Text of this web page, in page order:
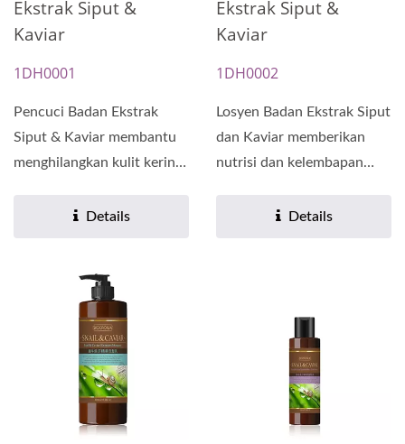
Ekstrak Siput &
Kaviar
1DH0001
Pencuci Badan Ekstrak
Siput & Kaviar membantu
menghilangkan kulit kering,
kelembapan,...Details
Ekstrak Siput &
Kaviar
1DH0002
Losyen Badan Ekstrak Siput
dan Kaviar memberikan
nutrisi dan kelembapan
Details